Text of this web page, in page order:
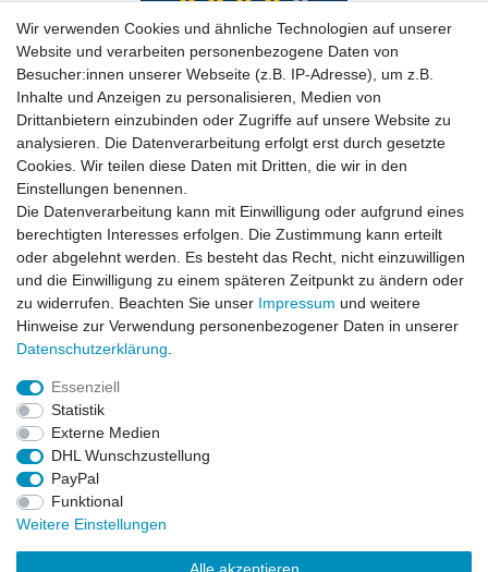
Widerrufs­recht
Wir verwenden Cookies und ähnliche Technologien auf unserer
Website und verarbeiten personenbezogene Daten von
Besucher:innen unserer Webseite (z.B. IP-Adresse), um z.B.
Inhalte und Anzeigen zu personalisieren, Medien von
Drittanbietern einzubinden oder Zugriffe auf unsere Website zu
analysieren. Die Datenverarbeitung erfolgt erst durch gesetzte
Cookies. Wir teilen diese Daten mit Dritten, die wir in den
Einstellungen benennen.
Die Datenverarbeitung kann mit Einwilligung oder aufgrund eines
berechtigten Interesses erfolgen. Die Zustimmung kann erteilt
oder abgelehnt werden. Es besteht das Recht, nicht einzuwilligen
und die Einwilligung zu einem späteren Zeitpunkt zu ändern oder
zu widerrufen. Beachten Sie unser Impressum und weitere
Hinweise zur Verwendung personenbezogener Daten in unserer
Daten­schutz­erklärung
Essenziell
Statistik
Externe Medien
DHL Wunschzustellung
PayPal
Funktional
Weitere Einstellungen